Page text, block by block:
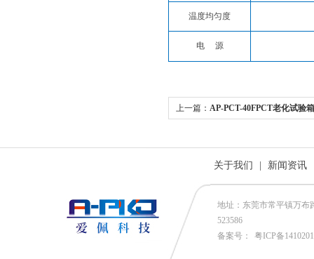
温度均匀度
电源
上一篇： AP-PCT-40FPCT老化试验箱
关于我们 新闻资讯
地址：东莞市常平镇万布
523586
备案号：
粤ICP备